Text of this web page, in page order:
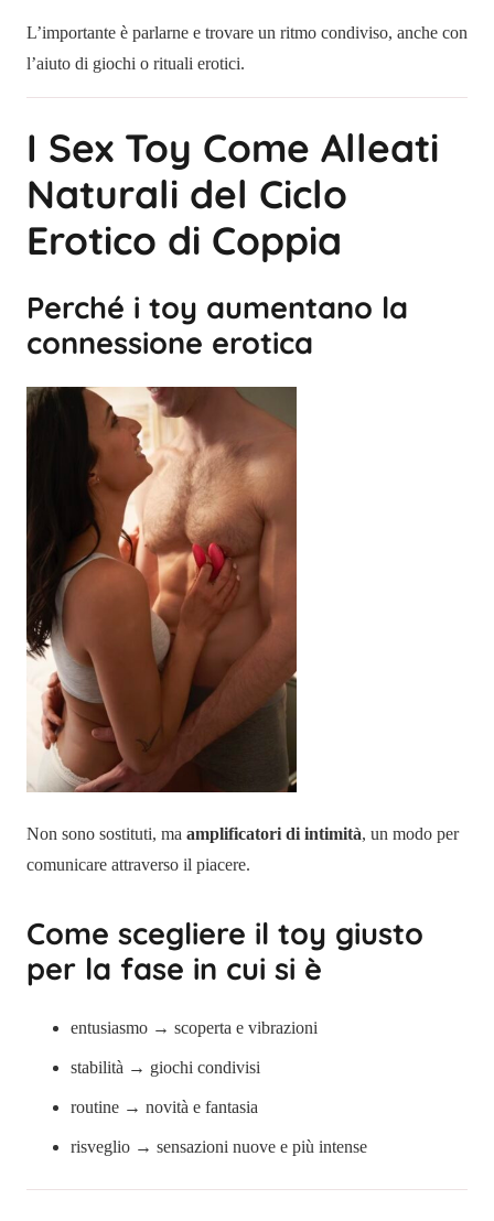
L’importante è parlarne e trovare un ritmo condiviso, anche con
l’aiuto di giochi o rituali erotici.
I Sex Toy Come Alleati
Naturali del Ciclo
Erotico di Coppia
Perché i toy aumentano la
connessione erotica
Non sono sostituti, ma amplificatori di intimità, un modo per
comunicare attraverso il piacere.
Come scegliere il toy giusto
per la fase in cui si è
entusiasmo → scoperta e vibrazioni
stabilità → giochi condivisi
routine → novità e fantasia
risveglio → sensazioni nuove e più intense